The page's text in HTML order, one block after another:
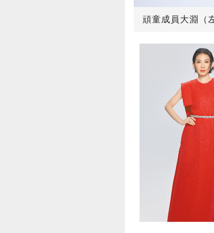
頑童成員大淵（